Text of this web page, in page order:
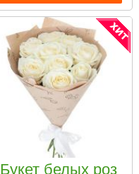
Букет белых роз